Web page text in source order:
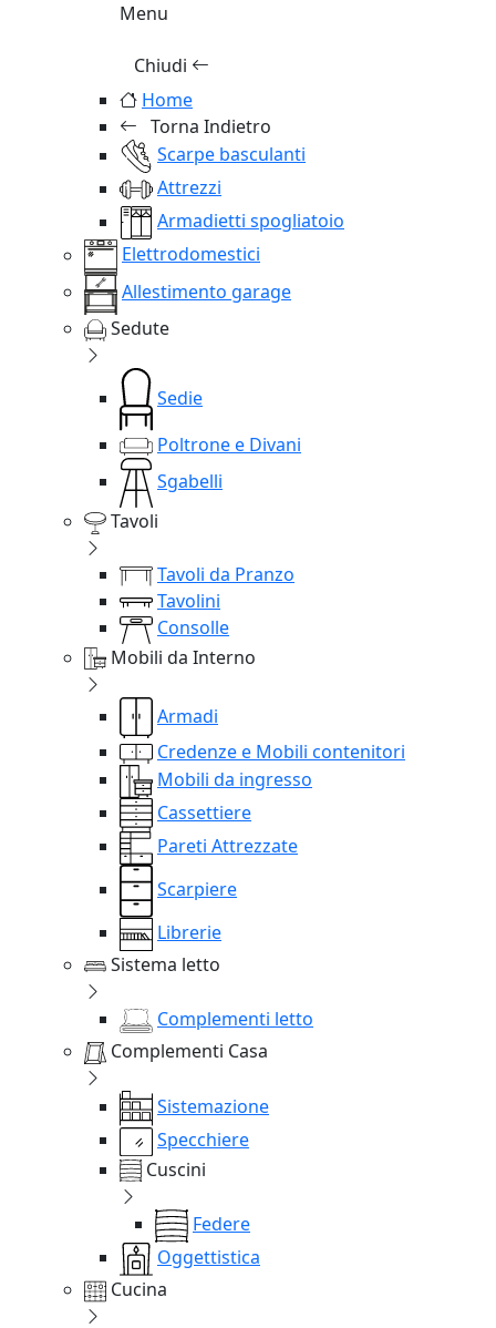
Menu
Chiudi
Home
Torna Indietro
Scarpe basculanti
Attrezzi
Armadietti spogliatoio
Elettrodomestici
Allestimento garage
Sedute
Sedie
Poltrone e Divani
Sgabelli
Tavoli
Tavoli da Pranzo
Tavolini
Consolle
Mobili da Interno
Armadi
Credenze e Mobili contenitori
Mobili da ingresso
Cassettiere
Pareti Attrezzate
Scarpiere
Librerie
Sistema letto
Complementi letto
Complementi Casa
Sistemazione
Specchiere
Cuscini
Federe
Oggettistica
Cucina